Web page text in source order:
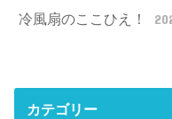
冷風扇のここひえ！
カテゴリー